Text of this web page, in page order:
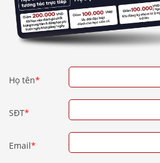
Họ tên*
SĐT*
Email*